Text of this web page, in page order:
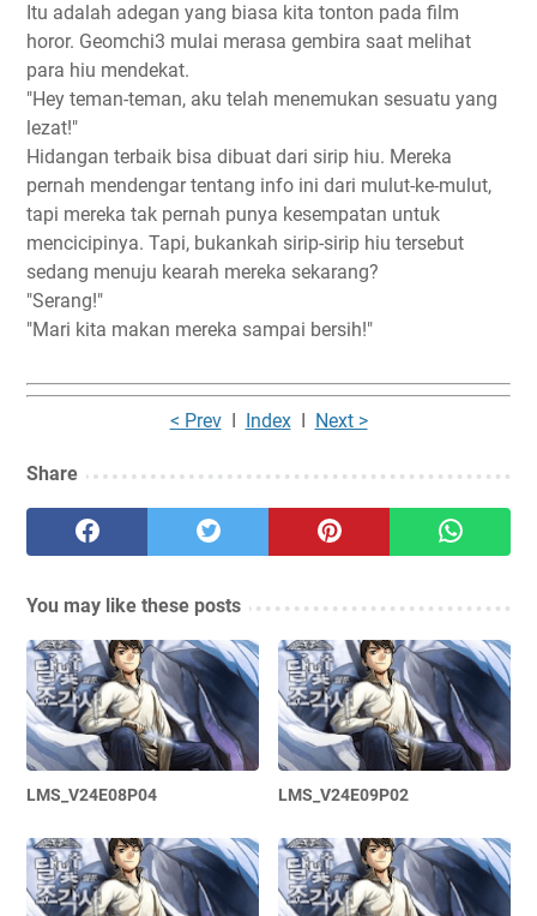
Itu adalah adegan yang biasa kita tonton pada film
horor. Geomchi3 mulai merasa gembira saat melihat
para hiu mendekat.
"Hey teman-teman, aku telah menemukan sesuatu yang
lezat!"
Hidangan terbaik bisa dibuat dari sirip hiu. Mereka
pernah mendengar tentang info ini dari mulut-ke-mulut,
tapi mereka tak pernah punya kesempatan untuk
mencicipinya. Tapi, bukankah sirip-sirip hiu tersebut
sedang menuju kearah mereka sekarang?
"Serang!"
"Mari kita makan mereka sampai bersih!"
< PrevI IndexI Next >
Share
You may like these posts
LMS_V24E08P04 LMS_V24E09P02